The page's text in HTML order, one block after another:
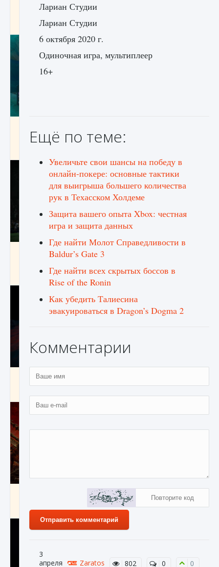
Creatures of Ava
9 августа 2024
игре Creatures of Ava
Как исправить ошибку EA FC 25 beta,
которая не работает
9 августа 2024 1 370 0 0
Как создавать предметы в Creatures of Ava
Как найти Гробницу Изгоев в Diablo 4
9 августа 2024 1 337 0 0
Лариан Студии
Лариан Студии
6 октября 2020 г.
Одиночная игра, мультиплеер
16+
Ещё по теме:
Увеличьте свои шансы на победу в
онлайн-покере: основные тактики
для выигрыша большего количества
рук в Техасском Холдеме
Защита вашего опыта Xbox: честная
игра и защита данных
Где найти Молот Справедливости в
Baldur’s Gate 3
Где найти всех скрытых боссов в
Rise of the Ronin
Как убедить Талиесина
эвакуироваться в Dragon’s Dogma 2
Комментарии
Отправить комментарий
3
апреля
Zaratos 802 0 0